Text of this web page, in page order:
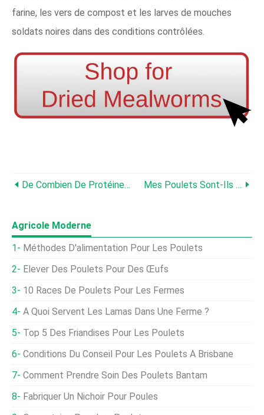
farine, les vers de compost et les larves de mouches
soldats noires dans des conditions contrôlées.
De Combien De Protéines Les Poulets Ont-Ils Besoin ? Mes Poulets Sont-Ils Trop Gras ? Cela Pourrait Être Un Problème.
Agricole Moderne
Méthodes D'alimentation Pour Les Poulets
Élever Des Poulets Pour Des Œufs
10 Races De Poulets Pour Les Fermes
À Quoi Servent Les Lamas Dans Une Ferme ?
Top 5 Des Friandises Pour Les Poulets
Conditions Du Conseil Pour Les Poulets À Brisbane
Comment Prendre Soin Des Poulets Bantam
Fabriquer Un Nichoir Pour Poules